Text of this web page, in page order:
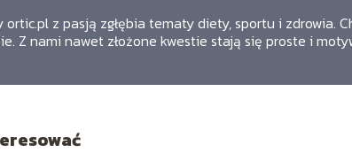
ortic.pl z pasją zgłębia tematy diety, sportu i zdrowia.
Z nami nawet złożone kwestie stają się proste i